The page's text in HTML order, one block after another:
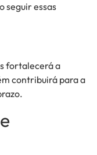
seguir essas
fortalecerá a
contribuirá para a